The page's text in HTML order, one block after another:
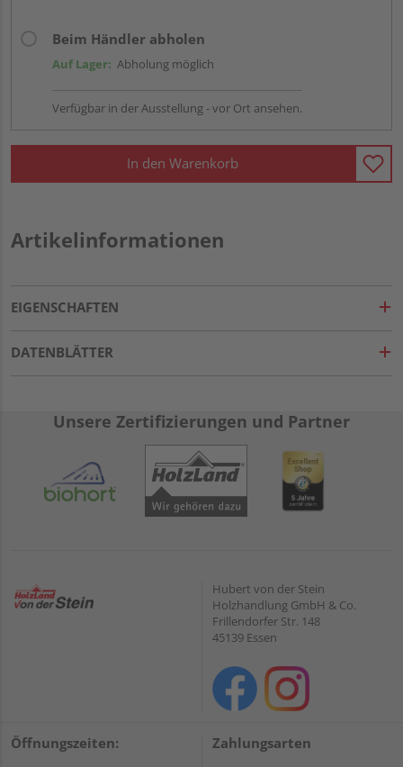
Beim Händler abholen
Auf Lager: Abholung möglich
Verfügbar in der Ausstellung - vor Ort ansehen.
In den Warenkorb
Artikelinformationen
EIGENSCHAFTEN
DATENBLÄTTER
Unsere Zertifizierungen und Partner
Hubert von der Stein
Holzhandlung GmbH & Co.
Frillendorfer Str. 148
45139 Essen
Öffnungszeiten: Zahlungsarten